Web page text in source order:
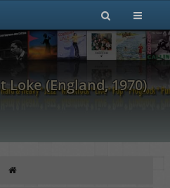
(England, 1970)